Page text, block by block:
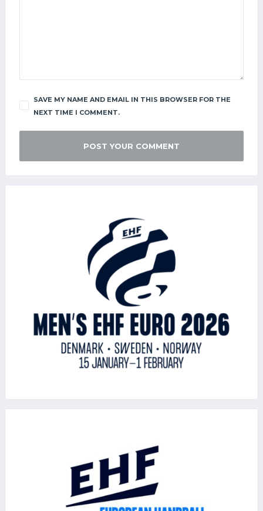
SAVE MY NAME AND EMAIL IN THIS BROWSER FOR THE
NEXT TIME I COMMENT.